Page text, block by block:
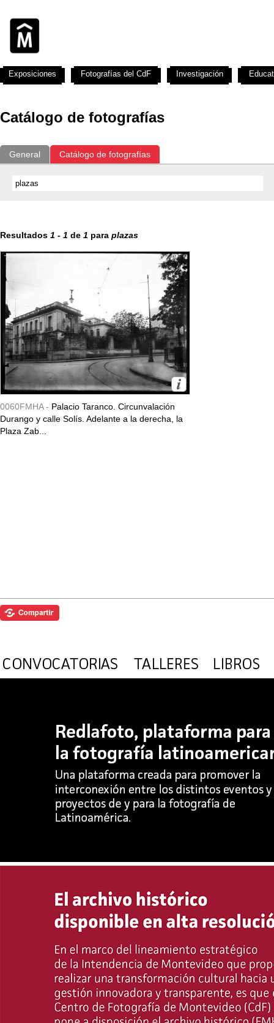
Catálogo de fotografías
General Catálogo de fotografías
Resultados 1 - 1 de 1 para plazas
0060FMHA - Palacio Taranco. Circunvalación
Durango y calle Solís. Adelante a la derecha, la
Plaza Zab...
Exposiciones Fotografías del CdF Investigación